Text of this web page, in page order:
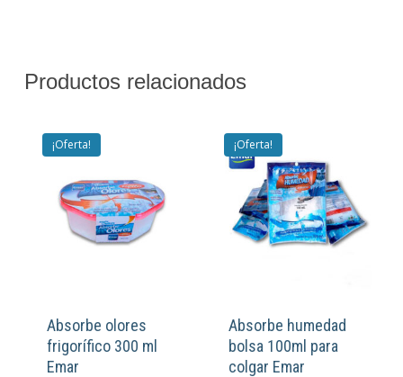
Productos relacionados
¡Oferta!
Absorbe olores
frigorífico 300 ml
Emar
¡Oferta!
Absorbe humedad
bolsa 100ml para
colgar Emar